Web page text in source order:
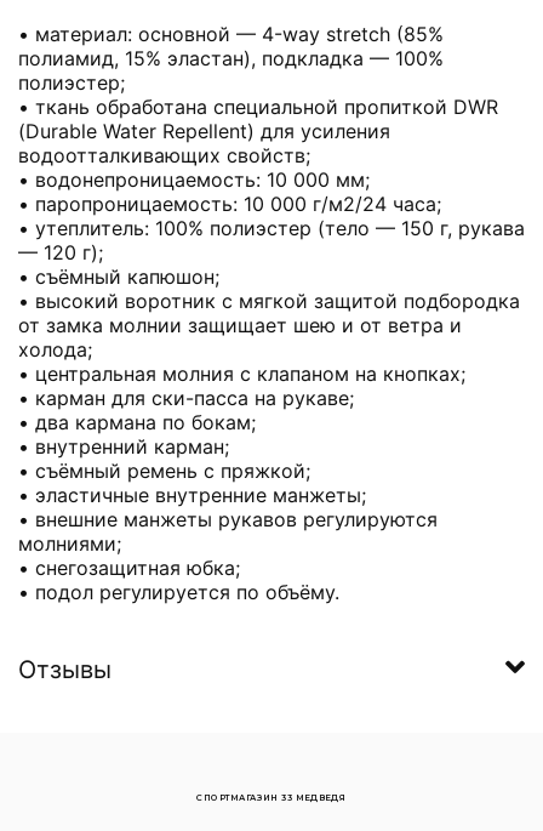
• материал: основной — 4-way stretch (85%
полиамид, 15% эластан), подкладка — 100%
полиэстер;
• ткань обработана специальной пропиткой DWR
(Durable Water Repellent) для усиления
водоотталкивающих свойств;
• водонепроницаемость: 10 000 мм;
• паропроницаемость: 10 000 г/м2/24 часа;
• утеплитель: 100% полиэстер (тело — 150 г, рукава
— 120 г);
• съёмный капюшон;
• высокий воротник с мягкой защитой подбородка
от замка молнии защищает шею и от ветра и
холода;
• центральная молния с клапаном на кнопках;
• карман для ски-пасса на рукаве;
• два кармана по бокам;
• внутренний карман;
• съёмный ремень с пряжкой;
• эластичные внутренние манжеты;
• внешние манжеты рукавов регулируются
молниями;
• снегозащитная юбка;
• подол регулируется по объёму.
Отзывы
СПОРТМАГАЗИН 33 МЕДВЕДЯ